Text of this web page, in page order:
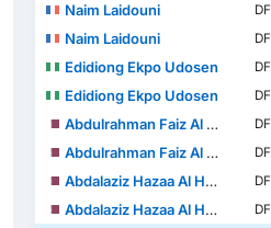
Naim Laidouni
DF
Naim Laidouni
DF
Edidiong Ekpo Udosen
DF
Edidiong Ekpo Udosen
DF
Abdulrahman Faiz Al Rashidi
DF
Abdulrahman Faiz Al Rashidi
DF
Abdalaziz Hazaa Al Hasia
DF
Abdalaziz Hazaa Al Hasia
DF